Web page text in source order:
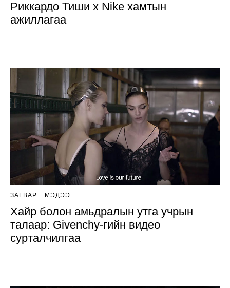
Риккардо Тиши x Nike хамтын
ажиллагаа
ЗАГВАР МЭДЭЭ
Хайр болон амьдралын утга учрын
талаар: Givenchy-гийн видео
сурталчилгаа